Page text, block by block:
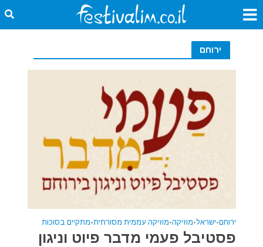
ירוחם
ירוחם•ישראל•מוזיקה•מוזיקה עממית מסורתית•מתקיים בסוכות
פסטיבל פעמי מדבר פיוט וניגון